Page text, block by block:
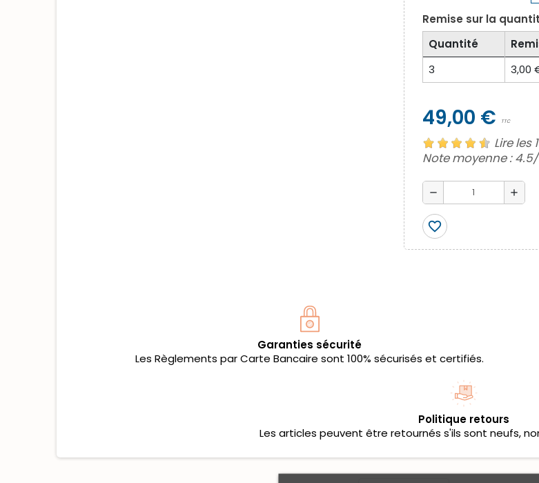
Remise sur la
Quantité
3
3,00
49,00 € TTC
Lire les
Note moyenne :4.5
remove add
favorite_border
Garanties sécurité
Les Règlements par Carte Bancaire sont 100% sécurisés et certifiés.
Politique retours
Les articles peuvent être retournés s'ils sont neufs,